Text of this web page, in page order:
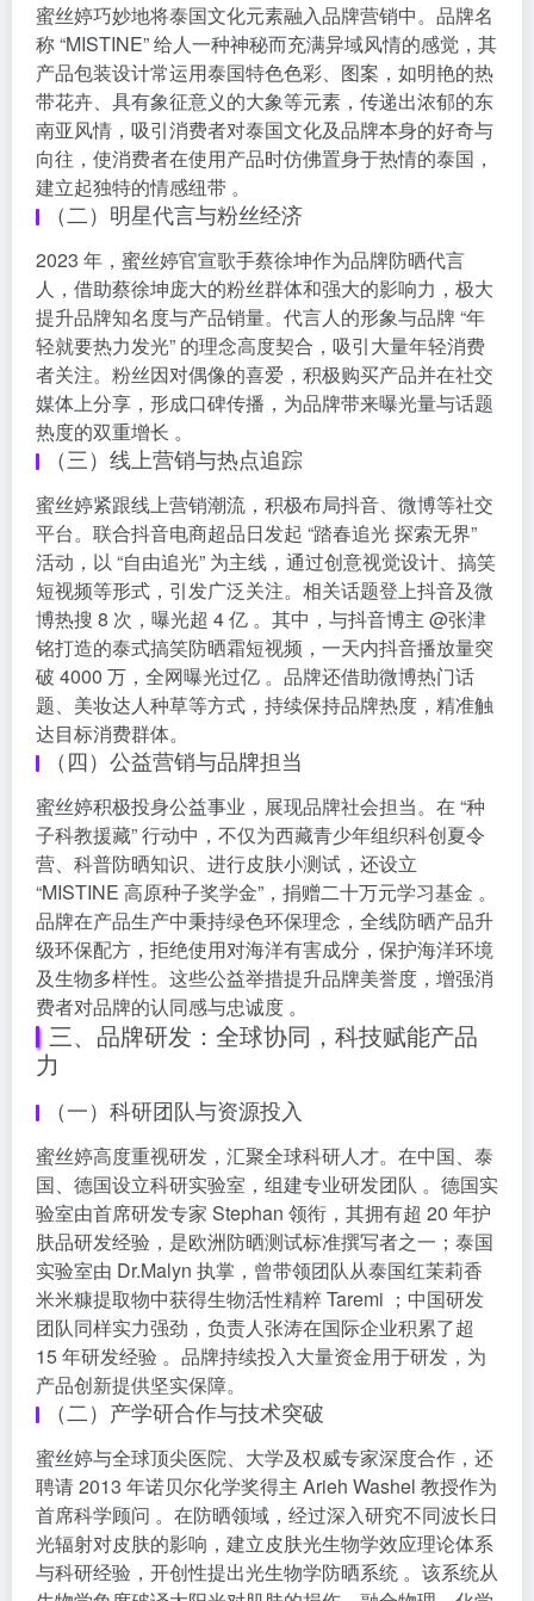
蜜丝婷巧妙地将泰国文化元素融入品牌营销中。品牌名
称 “MISTINE” 给人一种神秘而充满异域风情的感觉，其
产品包装设计常运用泰国特色色彩、图案，如明艳的热
带花卉、具有象征意义的大象等元素，传递出浓郁的东
南亚风情，吸引消费者对泰国文化及品牌本身的好奇与
向往，使消费者在使用产品时仿佛置身于热情的泰国，
建立起独特的情感纽带 。
（二）明星代言与粉丝经济
2023 年，蜜丝婷官宣歌手蔡徐坤作为品牌防晒代言
人，借助蔡徐坤庞大的粉丝群体和强大的影响力，极大
提升品牌知名度与产品销量。代言人的形象与品牌 “年
轻就要热力发光” 的理念高度契合，吸引大量年轻消费
者关注。粉丝因对偶像的喜爱，积极购买产品并在社交
媒体上分享，形成口碑传播，为品牌带来曝光量与话题
热度的双重增长 。
（三）线上营销与热点追踪
蜜丝婷紧跟线上营销潮流，积极布局抖音、微博等社交
平台。联合抖音电商超品日发起 “踏春追光 探索无界”
活动，以 “自由追光” 为主线，通过创意视觉设计、搞笑
短视频等形式，引发广泛关注。相关话题登上抖音及微
博热搜 8 次，曝光超 4 亿 。其中，与抖音博主 @张津
铭打造的泰式搞笑防晒霜短视频，一天内抖音播放量突
破 4000 万，全网曝光过亿 。品牌还借助微博热门话
题、美妆达人种草等方式，持续保持品牌热度，精准触
达目标消费群体。
（四）公益营销与品牌担当
蜜丝婷积极投身公益事业，展现品牌社会担当。在 “种
子科教援藏” 行动中，不仅为西藏青少年组织科创夏令
营、科普防晒知识、进行皮肤小测试，还设立
“MISTINE 高原种子奖学金”，捐赠二十万元学习基金 。
品牌在产品生产中秉持绿色环保理念，全线防晒产品升
级环保配方，拒绝使用对海洋有害成分，保护海洋环境
及生物多样性。这些公益举措提升品牌美誉度，增强消
费者对品牌的认同感与忠诚度 。
三、品牌研发：全球协同，科技赋能产品
力
（一）科研团队与资源投入
蜜丝婷高度重视研发，汇聚全球科研人才。在中国、泰
国、德国设立科研实验室，组建专业研发团队 。德国实
验室由首席研发专家 Stephan 领衔，其拥有超 20 年护
肤品研发经验，是欧洲防晒测试标准撰写者之一；泰国
实验室由 Dr.Malyn 执掌，曾带领团队从泰国红茉莉香
米米糠提取物中获得生物活性精粹 Taremi ；中国研发
团队同样实力强劲，负责人张涛在国际企业积累了超
15 年研发经验 。品牌持续投入大量资金用于研发，为
产品创新提供坚实保障。
（二）产学研合作与技术突破
蜜丝婷与全球顶尖医院、大学及权威专家深度合作，还
聘请 2013 年诺贝尔化学奖得主 Arieh Washel 教授作为
首席科学顾问 。在防晒领域，经过深入研究不同波长日
光辐射对皮肤的影响，建立皮肤光生物学效应理论体系
与科研经验，开创性提出光生物学防晒系统 。该系统从